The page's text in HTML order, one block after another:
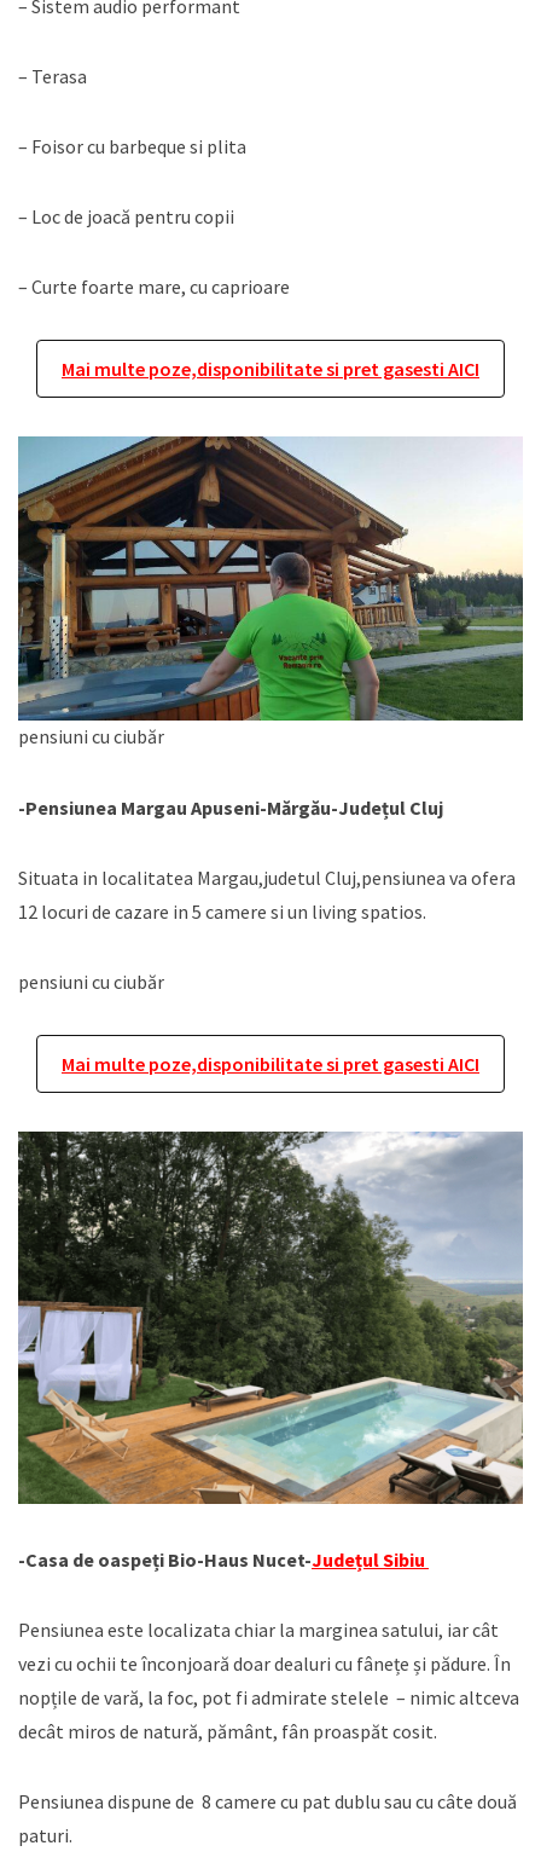
– Sistem audio performant
– Terasa
– Foisor cu barbeque si plita
– Loc de joacă pentru copii
– Curte foarte mare, cu caprioare
Mai multe poze,disponibilitate si pret gasesti AICI
pensiuni cu ciubăr
-Pensiunea Margau Apuseni-Mărgău-Județul Cluj
Situata in localitatea Margau,judetul Cluj,pensiunea va ofera
12 locuri de cazare in 5 camere si un living spatios.
pensiuni cu ciubăr
Mai multe poze,disponibilitate si pret gasesti AICI
-Casa de oaspeți Bio-Haus Nucet-Județul Sibiu
Pensiunea este localizata chiar la marginea satului, iar cât
vezi cu ochii te înconjoară doar dealuri cu fânețe și pădure. În
nopțile de vară, la foc, pot fi admirate stelele – nimic altceva
decât miros de natură, pământ, fân proaspăt cosit.
Pensiunea dispune de 8 camere cu pat dublu sau cu câte două
paturi.